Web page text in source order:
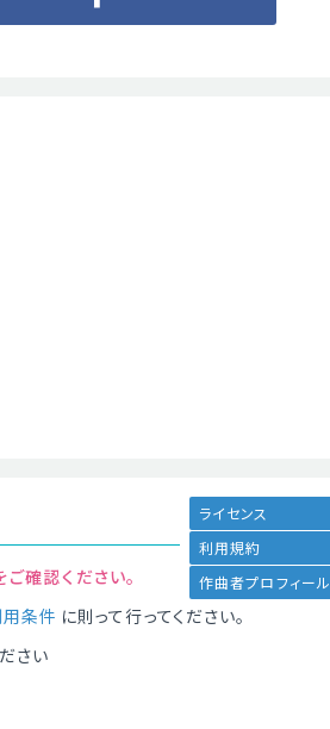
ライセンス
利用規約
作曲者プロフィール
確認ください。
条件 に則って行ってください。
さい